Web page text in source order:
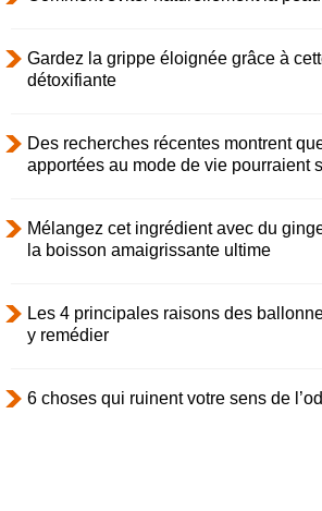
Gardez la grippe éloignée grâce à
détoxifiante
Des recherches récentes montrent
apportées au mode de vie pourraient
Mélangez cet ingrédient avec du
la boisson amaigrissante ultime
Les 4 principales raisons des
y remédier
6 choses qui ruinent votre sens de